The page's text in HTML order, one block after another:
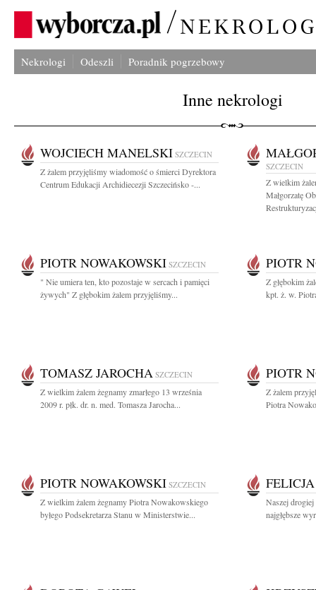
Nekrologi Odeszli Poradnik pogrzebowy
Inne nekrologi
WOJCIECH MANELSKI SZCZECIN
Z żalem przyjęliśmy wiadomość o śmierci Dyrektora
Centrum Edukacji Archidiecezji Szczecińsko -...
SZCZECIN
Z wielkim
Małgorzatę
PIOTR NOWAKOWSKI SZCZECIN
" Nie umiera ten, kto pozostaje w sercach i pamięci
żywych" Z głębokim żalem przyjęliśmy...
PIOTR
Z głębokim
kpt. ż. w.
TOMASZ JAROCHA SZCZECIN
Z wielkim żalem żegnamy zmarłego 13 września
2009 r. płk. dr. n. med. Tomasza Jarocha...
PIOTR
Z żalem
Piotra
PIOTR NOWAKOWSKI SZCZECIN
Z wielkim żalem żegnamy Piotra Nowakowskiego
byłego Podsekretarza Stanu w Ministerstwie...
Naszej
najgłębsze